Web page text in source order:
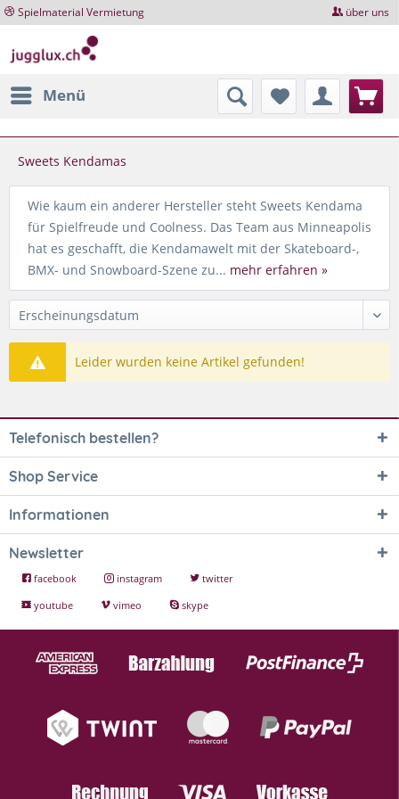
Spielmaterial Vermietung über uns
Menü
Sweets Kendamas
Wie kaum ein anderer Hersteller steht Sweets Kendama
für Spielfreude und Coolness. Das Team aus Minneapolis
hat es geschafft, die Kendamawelt mit der Skateboard-,
BMX- und Snowboard-Szene zu... mehr erfahren »
Leider wurden keine Artikel gefunden!
Telefonisch bestellen?
Shop Service
Informationen
Newsletter
facebook instagram
twitter
youtube
vimeo skype